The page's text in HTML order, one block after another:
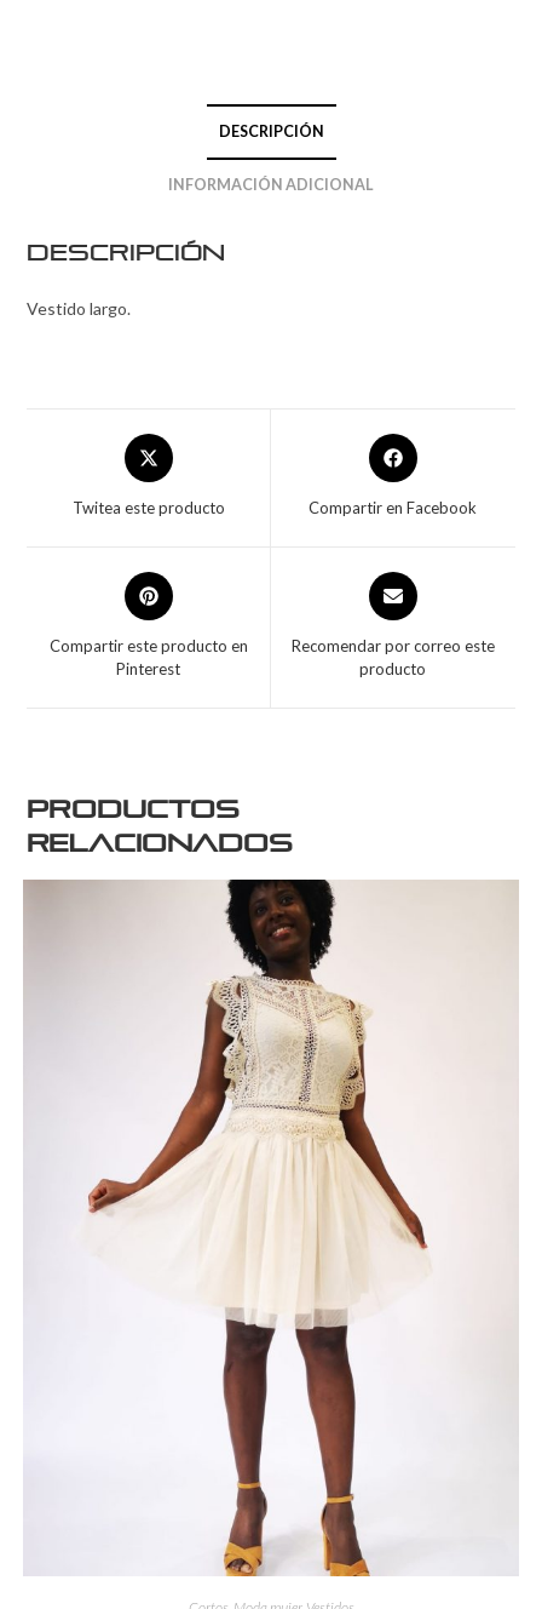
DESCRIPCIÓN
INFORMACIÓN ADICIONAL
Descripción
Vestido largo.
Twitea este producto Compartir en Facebook
Compartir este producto en
Pinterest
Recomendar por correo este
producto
Productos
relacionados